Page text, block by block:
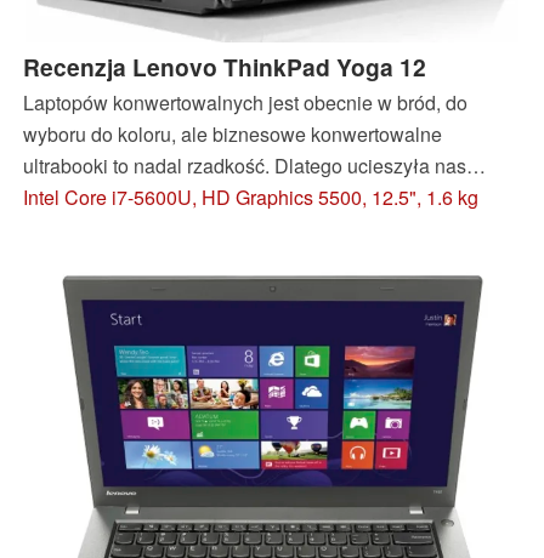
Recenzja Lenovo ThinkPad Yoga 12
Laptopów konwertowalnych jest obecnie w bród, do
wyboru do koloru, ale biznesowe konwertowalne
ultrabooki to nadal rzadkość. Dlatego ucieszyła nas
możliwość przetestowania jednego z nich, ThinkPada
niskonapięciowy procesor Intel Broadwell.
Intel Core i7-5600U, HD Graphics 5500, 12.5", 1.6 kg